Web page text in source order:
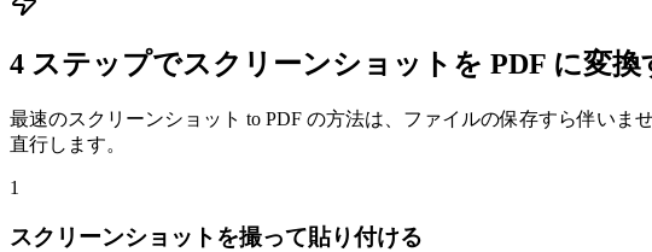
4 ステップでスクリーンショットを PDF に変換
最速のスクリーンショット to PDF の方法は、ファイルの保存すら伴い
直行します。
1
スクリーンショットを撮って貼り付ける